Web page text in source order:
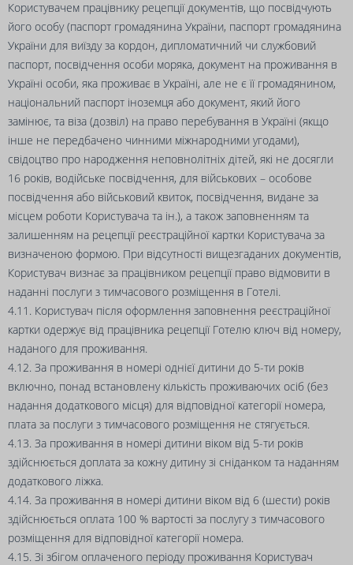
Користувачем працівнику рецепції документів, що посвідчують
його особу (паспорт громадянина України, паспорт громадянина
України для виїзду за кордон, дипломатичний чи службовий
паспорт, посвідчення особи моряка, документ на проживання в
Україні особи, яка проживає в Україні, але не є її громадянином,
національний паспорт іноземця або документ, який його
замінює, та віза (дозвіл) на право перебування в Україні (якщо
інше не передбачено чинними міжнародними угодами),
свідоцтво про народження неповнолітніх дітей, які не досягли
16 років, водійське посвідчення, для військових – особове
посвідчення або військовий квиток, посвідчення, видане за
місцем роботи Користувача та ін.), а також заповненням та
залишенням на рецепції реєстраційної картки Користувача за
визначеною формою. При відсутності вищезгаданих документів,
Користувач визнає за працівником рецепції право відмовити в
наданні послуги з тимчасового розміщення в Готелі.
4.11. Користувач після оформлення заповнення реєстраційної
картки одержує від працівника рецепції Готелю ключ від номеру,
наданого для проживання.
4.12. За проживання в номері однієї дитини до 5-ти років
включно, понад встановлену кількість проживаючих осіб (без
надання додаткового місця) для відповідної категорії номера,
плата за послуги з тимчасового розміщення не стягується.
4.13. За проживання в номері дитини віком від 5-ти років
здійснюється доплата за кожну дитину зі сніданком та наданням
додаткового ліжка.
4.14. За проживання в номері дитини віком від 6 (шести) років
здійснюється оплата 100 % вартості за послугу з тимчасового
розміщення для відповідної категорії номера.
4.15. Зі збігом оплаченого періоду проживання Користувач